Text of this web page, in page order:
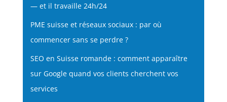
— et il travaille 24h/24
PME suisse et réseaux sociaux : par où
commencer sans se perdre ?
SEO en Suisse romande : comment apparaître
sur Google quand vos clients cherchent vos
services